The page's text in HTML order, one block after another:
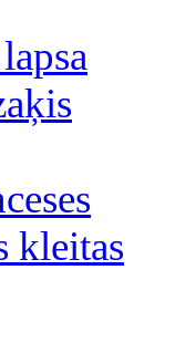
kleitas